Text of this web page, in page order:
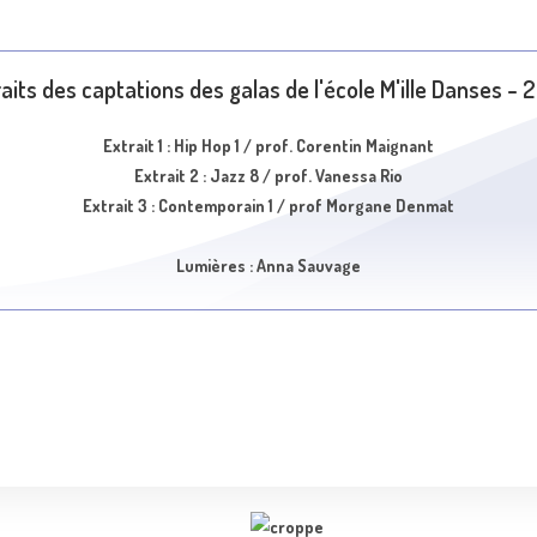
des captations des galas de l'école M'ille Danses -
Extrait 1 : Hip Hop 1 / prof. Corentin Maignant
Extrait 2 : Jazz 8 / prof. Vanessa Rio
Extrait 3 : Contemporain 1 / prof Morgane Denmat
Lumières : Anna Sauvage